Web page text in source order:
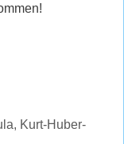
, Kurt-Huber-